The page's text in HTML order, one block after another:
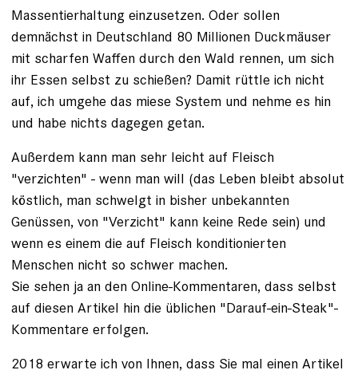
Massentierhaltung einzusetzen. Oder sollen
demnächst in Deutschland 80 Millionen Duckmäuser
mit scharfen Waffen durch den Wald rennen, um sich
ihr Essen selbst zu schießen? Damit rüttle ich nicht
auf, ich umgehe das miese System und nehme es hin
und habe nichts dagegen getan.
Außerdem kann man sehr leicht auf Fleisch
"verzichten" - wenn man will (das Leben bleibt absolut
köstlich, man schwelgt in bisher unbekannten
Genüssen, von "Verzicht" kann keine Rede sein) und
wenn es einem die auf Fleisch konditionierten
Menschen nicht so schwer machen.
Sie sehen ja an den Online-Kommentaren, dass selbst
auf diesen Artikel hin die üblichen "Darauf-ein-Steak"-
Kommentare erfolgen.
2018 erwarte ich von Ihnen, dass Sie mal einen Artikel